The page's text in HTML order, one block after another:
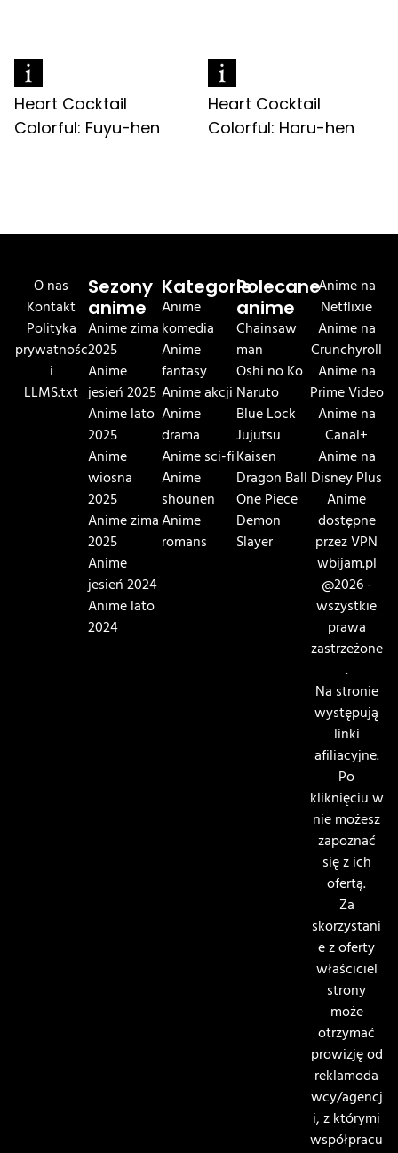
Heart Cocktail
Colorful: Fuyu-hen
Heart Cocktail
Colorful: Haru-hen
O nas
Kontakt
Polityka
prywatnośc
i
LLMS.txt
Sezony
anime
Anime zima
2025
Anime
jesień 2025
Anime lato
2025
Anime
wiosna
2025
Anime zima
2025
Anime
jesień 2024
Anime lato
2024
Kategorie
Anime
komedia
Anime
fantasy
Anime akcji
Anime
drama
Anime sci-fi
Anime
shounen
Anime
romans
Polecane
anime
Chainsaw
man
Oshi no Ko
Naruto
Blue Lock
Jujutsu
Kaisen
Dragon Ball
One Piece
Demon
Slayer
Anime na
Netflixie
Anime na
Crunchyroll
Anime na
Prime Video
Anime na
Canal+
Anime na
Disney Plus
Anime
dostępne
przez VPN
wbijam.pl
@2026 -
wszystkie
prawa
zastrzeżone
.
Na stronie
występują
linki
afiliacyjne.
Po
kliknięciu w
nie możesz
zapoznać
się z ich
ofertą.
Za
skorzystani
e z oferty
właściciel
strony
może
otrzymać
prowizję od
reklamoda
wcy/agencj
i, z którymi
współpracu